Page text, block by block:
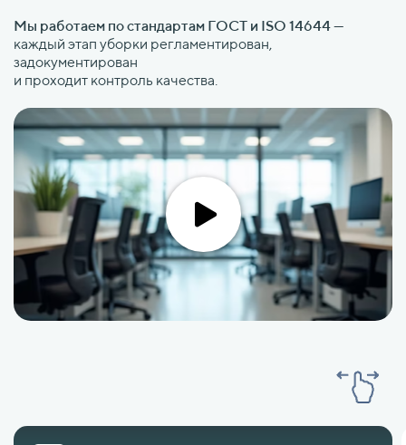
Мы работаем по стандартам ГОСТ и ISO 14644—
каждый этап уборки регламентирован,
задокументирован
и проходит контроль качества.